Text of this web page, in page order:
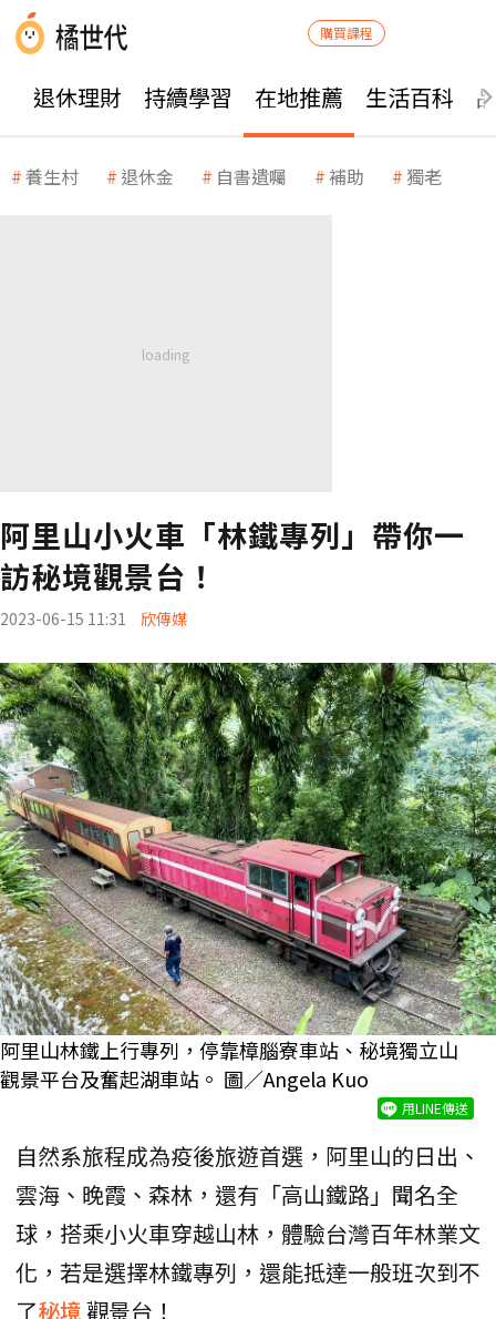
購買課程
退休理財 持續學習 在地推薦 生活百科
養生村 退休金 自書遺囑 補助 獨老
阿里山小火車「林鐵專列」帶你一
訪秘境觀景台！
2023-06-15 11:31 欣傳媒
阿里山林鐵上行專列，停靠樟腦寮車站、秘境獨立山
觀景平台及奮起湖車站。 圖／Angela Kuo
用LINE傳送
自然系旅程成為疫後旅遊首選，阿里山的日出、
雲海、晚霞、森林，還有「高山鐵路」聞名全
球，搭乘小火車穿越山林，體驗台灣百年林業文
化，若是選擇林鐵專列，還能抵達一般班次到不
了秘境觀景台！